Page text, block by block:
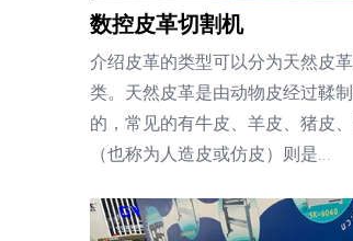
数控皮革切割机
介绍皮革的类型可以分为天然皮
类。天然皮革是由动物皮经过鞣
的，常见的有牛皮、羊皮、猪皮
（也称为人造皮或仿皮）则是...